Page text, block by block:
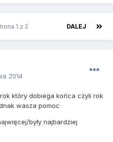
DALEJ
1 z 2
2014
który dobiega końca czyli rok
wasza pomoc
były najbardziej